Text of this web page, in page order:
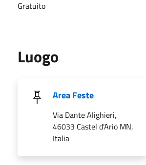
Gratuito
Luogo
Area Feste
Via Dante Alighieri,
46033 Castel d'Ario MN,
Italia